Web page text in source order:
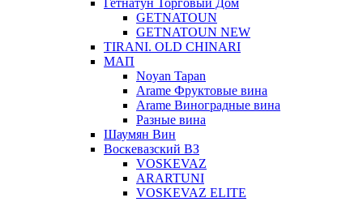
Гетнатун Торговый Дом
GETNATOUN
GETNATOUN NEW
TIRANI. OLD CHINARI
МАП
Noyan Tapan
Arame Фруктовые вина
Arame Виноградные вина
Разные вина
Шаумян Вин
Воскевазский ВЗ
VOSKEVAZ
ARARTUNI
VOSKEVAZ ELITE